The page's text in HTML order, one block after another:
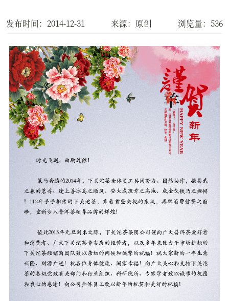
发布时间：2014-12-31 来源：原创 浏览量：536